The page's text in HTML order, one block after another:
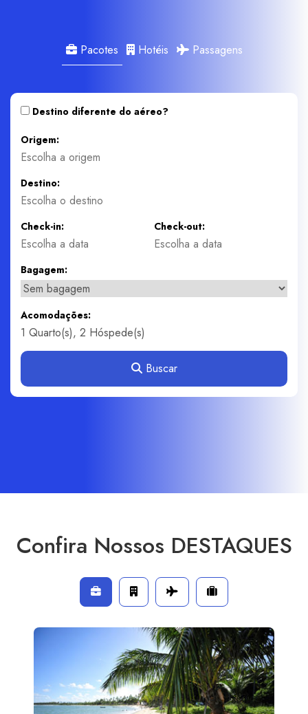
Pacotes Hotéis Passagens
Destino diferente do aéreo?
Origem:
Destino:
Check-in: Check-out:
Bagagem:
Acomodações:
Buscar
Confira Nossos DESTAQUES